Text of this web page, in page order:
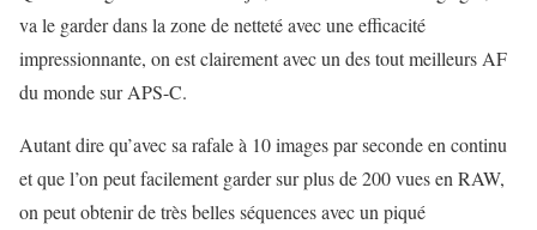
va le garder dans la zone de netteté avec une efficacité
impressionnante, on est clairement avec un des tout meilleurs AF
du monde sur APS-C.
Autant dire qu’avec sa rafale à 10 images par seconde en continu
et que l’on peut facilement garder sur plus de 200 vues en RAW,
on peut obtenir de très belles séquences avec un piqué